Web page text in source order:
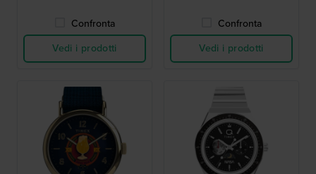
Confronta
Vedi i prodotti
Confronta
Vedi i prodotti